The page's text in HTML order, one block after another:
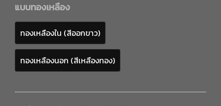
แบบทองเหลือง
ทองเหลืองใน (สีออกขาว)
ทองเหลืองนอก (สีเหลืองทอง)